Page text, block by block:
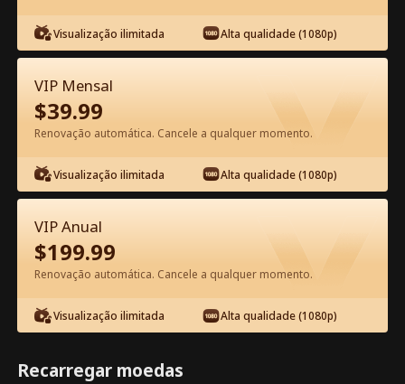
Assista Grátis no App
Episódio 48 - A Virgem e o Bilionário
Filme completo
1-50 51-76 Todos os episódios
46 47 48 49 50
Visualização ilimitada Alta qualidade (1080p)
VIP Mensal
$39.99
Renovação automática. Cancele a qualquer momento.
Visualização ilimitada Alta qualidade (1080p)
VIP Anual
$199.99
Renovação automática. Cancele a qualquer momento.
Visualização ilimitada Alta qualidade (1080p)
Recarregar moedas